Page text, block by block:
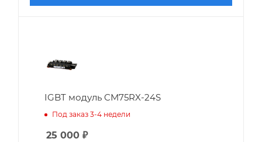
IGBT модуль CM75RX-24S
Под заказ 3-4 недели
25 000 ₽